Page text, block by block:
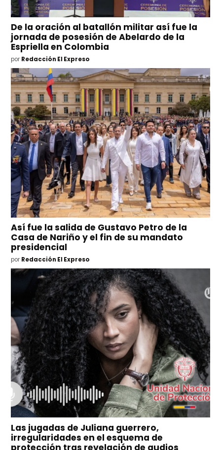
De la oración al batallón militar así fue la
jornada de posesión de Abelardo de la
Espriella en Colombia
por Redacción El Expreso
Así fue la salida de Gustavo Petro de la
Casa de Nariño y el fin de su mandato
presidencial
por Redacción El Expreso
Las jugadas de Juliana guerrero,
irregularidades en el esquema de
protección tras revelación de audios